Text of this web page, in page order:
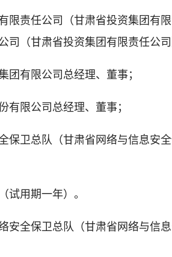
限责任公司（甘肃省投资集团有
司（甘肃省投资集团有限责任公司
团有限公司总经理、董事；
有限公司总经理、董事；
保卫总队（甘肃省网络与信息安
试用期一年）。
安全保卫总队（甘肃省网络与信